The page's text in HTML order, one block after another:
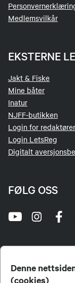
Denne
(cookies)
Medlemsvilkår
EKSTERNE
Jakt & Fiske
Mine båter
Inatur
NJFF-butikken
Login for redaktører
Login LetsReg
Digitalt
FØLG OSS